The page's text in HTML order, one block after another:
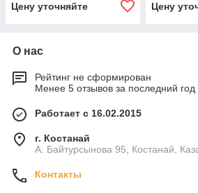
Цену уточняйте Цену
О нас
Рейтинг не сформирован
Менее 5 отзывов за последний год
Работает с 16.02.2015
г. Костанай
А. Байтурсынова 95, Костанай,
Контакты